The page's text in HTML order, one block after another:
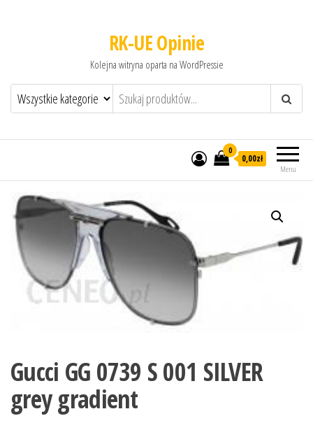
RK-UE Opinie
Kolejna witryna oparta na WordPressie
Menu
0
0,00zł
Gucci GG 0739 S 001 SILVER
grey gradient